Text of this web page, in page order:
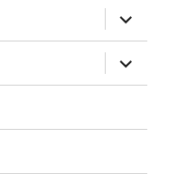
mở
rộng
trình
đơn
con
mở
rộng
trình